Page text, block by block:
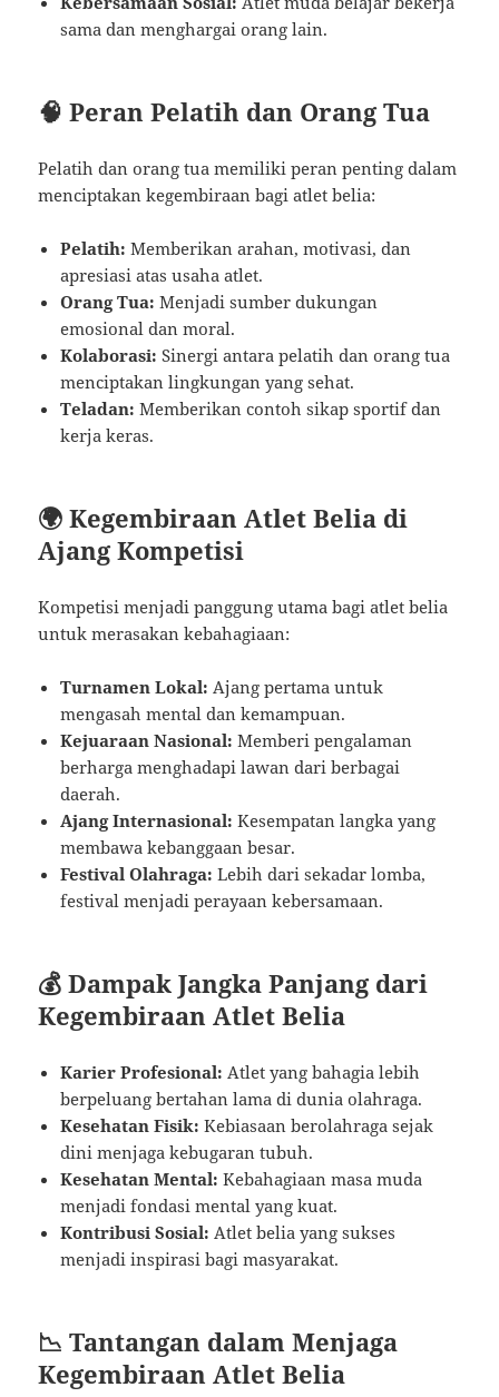
sama dan menghargai orang lain.
🧠 Peran Pelatih dan Orang Tua
Pelatih dan orang tua memiliki peran penting dalam
menciptakan kegembiraan bagi atlet belia:
Pelatih: Memberikan arahan, motivasi, dan
apresiasi atas usaha atlet.
Orang Tua: Menjadi sumber dukungan
emosional dan moral.
Kolaborasi: Sinergi antara pelatih dan orang tua
menciptakan lingkungan yang sehat.
Teladan: Memberikan contoh sikap sportif dan
kerja keras.
🌍 Kegembiraan Atlet Belia di
Ajang Kompetisi
Kompetisi menjadi panggung utama bagi atlet belia
untuk merasakan kebahagiaan:
Turnamen Lokal: Ajang pertama untuk
mengasah mental dan kemampuan.
Kejuaraan Nasional: Memberi pengalaman
berharga menghadapi lawan dari berbagai
daerah.
Ajang Internasional: Kesempatan langka yang
membawa kebanggaan besar.
Festival Olahraga: Lebih dari sekadar lomba,
festival menjadi perayaan kebersamaan.
💰 Dampak Jangka Panjang dari
Kegembiraan Atlet Belia
Karier Profesional: Atlet yang bahagia lebih
berpeluang bertahan lama di dunia olahraga.
Kesehatan Fisik: Kebiasaan berolahraga sejak
dini menjaga kebugaran tubuh.
Kesehatan Mental: Kebahagiaan masa muda
menjadi fondasi mental yang kuat.
Kontribusi Sosial: Atlet belia yang sukses
menjadi inspirasi bagi masyarakat.
📉 Tantangan dalam Menjaga
Kegembiraan Atlet Belia